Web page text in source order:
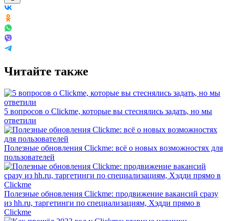
Читайте также
5 вопросов о Clickme, которые вы стеснялись задать, но мы
ответили
Полезные обновления Clickme: всё о новых возможностях для
пользователей
Полезные обновления Clickme: продвижение вакансий сразу
из hh.ru, таргетинги по специализациям, Хэдди прямо в
Clickme